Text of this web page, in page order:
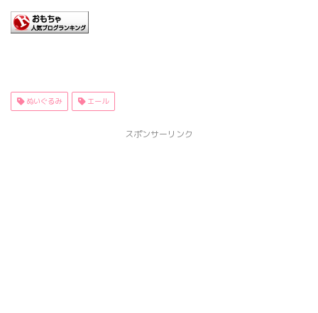
ぬいぐるみ エール
スポンサーリンク